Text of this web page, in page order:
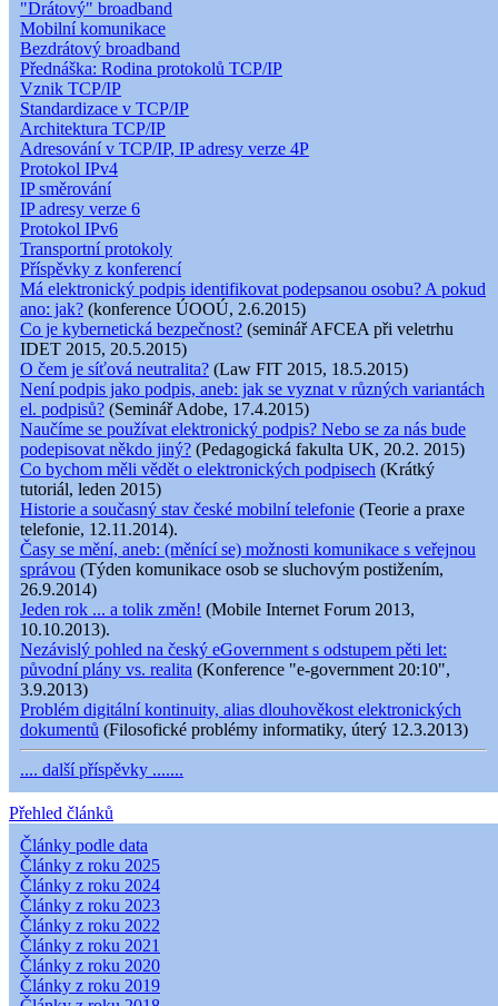
"Drátový" broadband
Mobilní komunikace
Bezdrátový broadband
Přednáška: Rodina protokolů TCP/IP
Vznik TCP/IP
Standardizace v TCP/IP
Architektura TCP/IP
Adresování v TCP/IP, IP adresy verze 4P
Protokol IPv4
IP směrování
IP adresy verze 6
Protokol IPv6
Transportní protokoly
Příspěvky z konferencí
Má elektronický podpis identifikovat podepsanou osobu? A pokud
ano: jak? (konference ÚOOÚ, 2.6.2015)
Co je kybernetická bezpečnost? (seminář AFCEA při veletrhu
IDET 2015, 20.5.2015)
O čem je síťová neutralita? (Law FIT 2015, 18.5.2015)
Není podpis jako podpis, aneb: jak se vyznat v různých variantách
el. podpisů? (Seminář Adobe, 17.4.2015)
Naučíme se používat elektronický podpis? Nebo se za nás bude
podepisovat někdo jiný? (Pedagogická fakulta UK, 20.2. 2015)
Co bychom měli vědět o elektronických podpisech (Krátký
tutoriál, leden 2015)
Historie a současný stav české mobilní telefonie (Teorie a praxe
telefonie, 12.11.2014).
Časy se mění, aneb: (měnící se) možnosti komunikace s veřejnou
správou (Týden komunikace osob se sluchovým postižením,
26.9.2014)
Jeden rok ... a tolik změn! (Mobile Internet Forum 2013,
10.10.2013).
Nezávislý pohled na český eGovernment s odstupem pěti let:
původní plány vs. realita (Konference "e-government 20:10",
3.9.2013)
Problém digitální kontinuity, alias dlouhověkost elektronických
dokumentů (Filosofické problémy informatiky, úterý 12.3.2013)
.... další příspěvky .......
Přehled článků
Články podle data
Články z roku 2025
Články z roku 2024
Články z roku 2023
Články z roku 2022
Články z roku 2021
Články z roku 2020
Články z roku 2019